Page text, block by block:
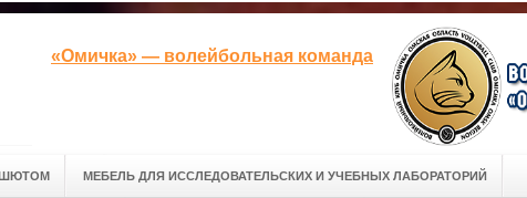
«Омичка» — волейбольная команда
МЕБЕЛЬ ДЛЯ ИССЛЕДОВАТЕЛЬСКИХ И УЧЕБНЫХ ЛАБОРАТОРИЙ